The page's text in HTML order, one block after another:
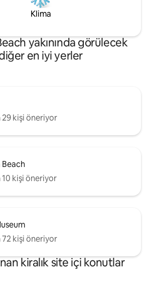
Klima
yakınında görülecek
en iyi yerler
kişi öneriyor
kişi öneriyor
kişi öneriyor
kiralık site içi konutlar